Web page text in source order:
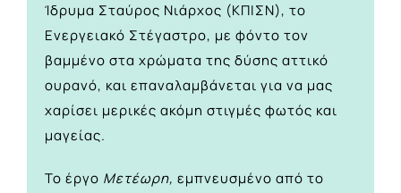
Ίδρυμα Σταύρος Νιάρχος (ΚΠΙΣΝ), το
Ενεργειακό Στέγαστρο, με φόντο τον
βαμμένο στα χρώματα της δύσης αττικό
ουρανό, και επαναλαμβάνεται για να μας
χαρίσει μερικές ακόμη στιγμές φωτός και
μαγείας.
Το έργο Μετέωρη, εμπνευσμένο από το